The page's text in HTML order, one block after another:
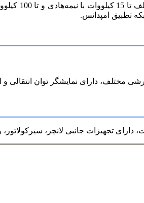
قابل
تطبیق امپدانس.
مختلف، دارای نمایشگر توان